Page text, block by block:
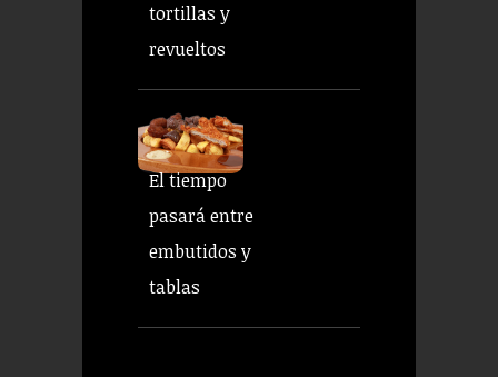
tortillas y
revueltos
El tiempo
pasará entre
embutidos y
tablas